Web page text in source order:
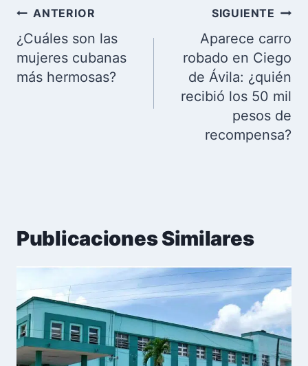
Navegación
de
entradas
ANTERIOR
¿Cuáles son las
mujeres cubanas
más hermosas?
SIGUIENTE
Aparece carro
robado en Ciego
de Ávila: ¿quién
recibió los 50 mil
pesos de
recompensa?
Publicaciones Similares